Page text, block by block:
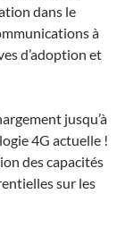
dans le
à
d’adoption et
jusqu’à
4G actuelle !
des capacités
sur les